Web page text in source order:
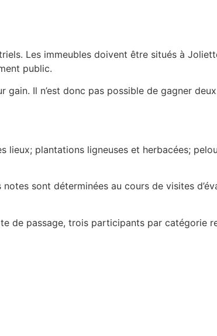
Les immeubles doivent être situés à
public.
Il n’est donc pas possible de gagner
lieux; plantations ligneuses et herbacées;
sont déterminées au cours de visites
de passage, trois participants par catégorie